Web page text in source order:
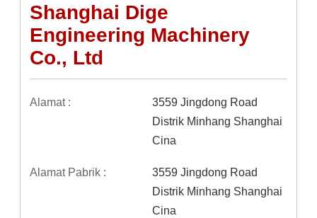
Shanghai Dige
Engineering Machinery
Co., Ltd
Alamat :
3559 Jingdong Road
Distrik Minhang Shanghai
Cina
Alamat Pabrik :
3559 Jingdong Road
Distrik Minhang Shanghai
Cina